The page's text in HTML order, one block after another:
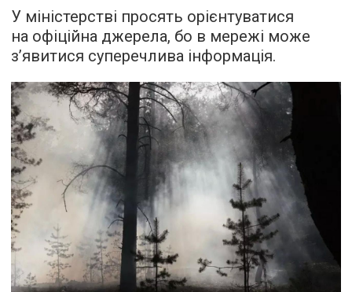
У міністерстві просять орієнтуватися
на офіційна джерела, бо в мережі може
з’явитися суперечлива інформація.